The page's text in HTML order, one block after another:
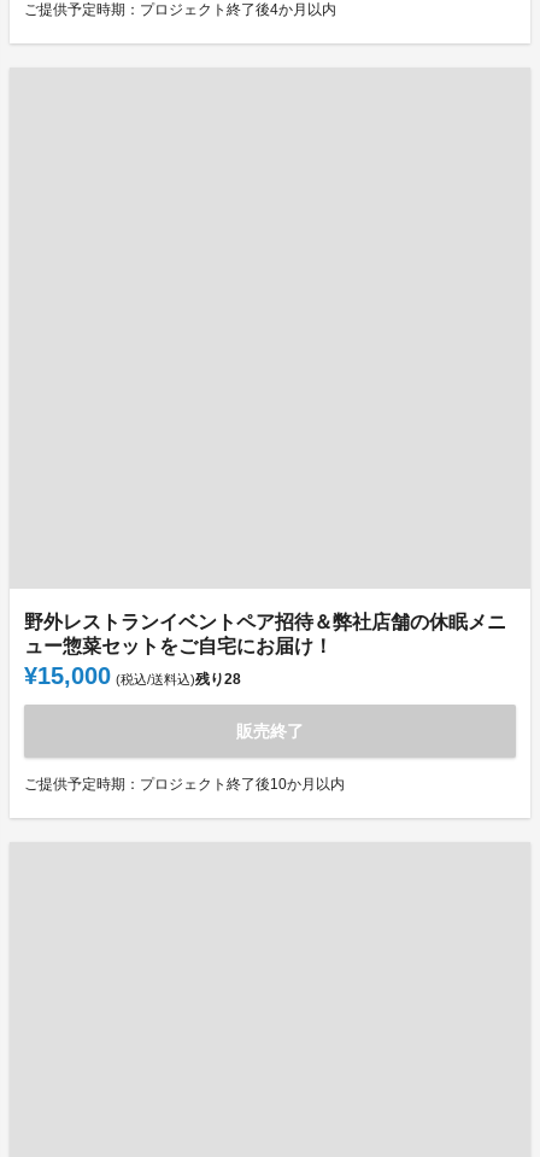
ご提供予定時期：プロジェクト終了後4か月以内
野外レストランイベントペア招待＆弊社店舗の休眠メニ
ュー惣菜セットをご自宅にお届け！
¥15,000 (税込/送料込)残り28
販売終了
ご提供予定時期：プロジェクト終了後10か月以内